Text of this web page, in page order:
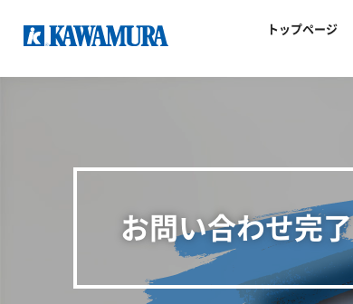
トップページ
お問い合わせ完了